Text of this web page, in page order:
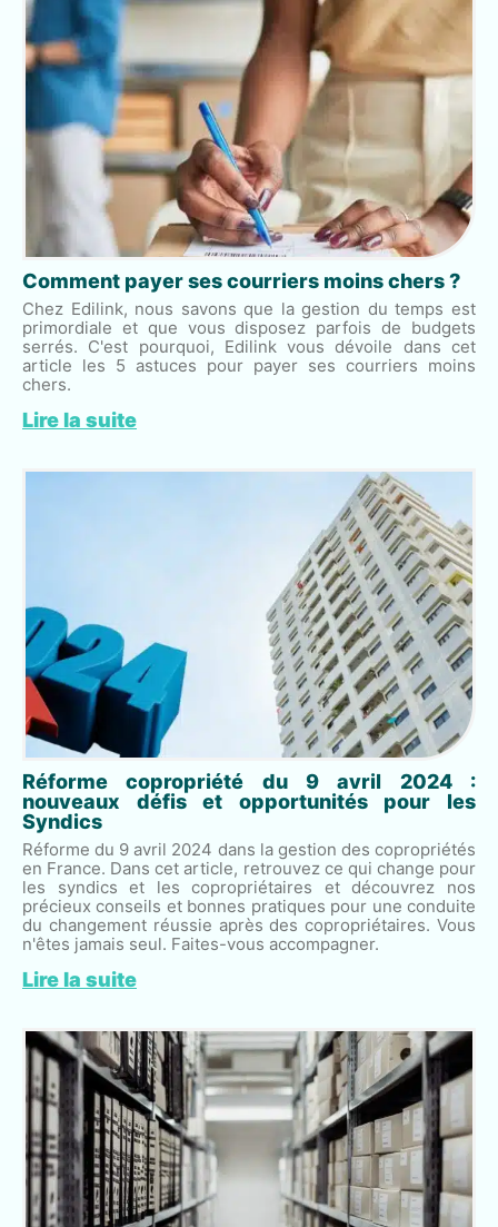
Comment payer ses courriers moins chers ?
Chez Edilink, nous savons que la gestion du temps est
primordiale et que vous disposez parfois de budgets
serrés. C'est pourquoi, Edilink vous dévoile dans cet
article les 5 astuces pour payer ses courriers moins
chers.
Lire la suite
Réforme copropriété du 9 avril 2024 :
nouveaux défis et opportunités pour les
Syndics
Réforme du 9 avril 2024 dans la gestion des copropriétés
en France. Dans cet article, retrouvez ce qui change pour
les syndics et les copropriétaires et découvrez nos
précieux conseils et bonnes pratiques pour une conduite
du changement réussie après des copropriétaires. Vous
n'êtes jamais seul. Faites-vous accompagner.
Lire la suite